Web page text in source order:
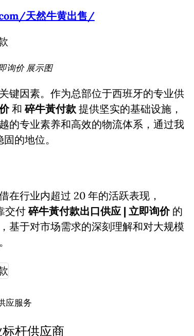
天然牛黄出售/
询价 展示图
键因素。作为总部位于西班牙的专业供
和 碎牛黃付款 提供坚实的基础设施，
的专业素养和高效的物流体系，通过我
的地位。
在行业内超过 20 年的活跃表现，
交付 碎牛黃付款出口供应 | 立即询价的
基于对市场需求的深刻理解和对大规模
应服务
杆供应商